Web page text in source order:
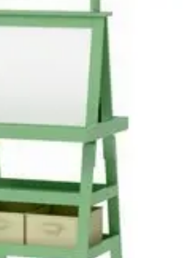
et AlimentationCuisine &